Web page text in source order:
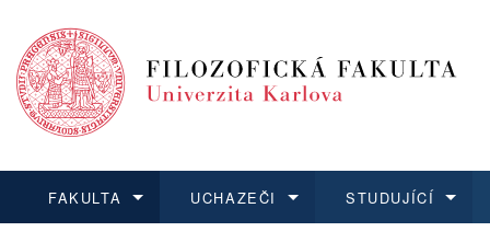
FAKULTA UCHAZEČI STUDUJÍCÍ